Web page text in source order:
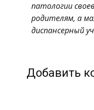
патологии
родителям, а
диспансерный
Добавить